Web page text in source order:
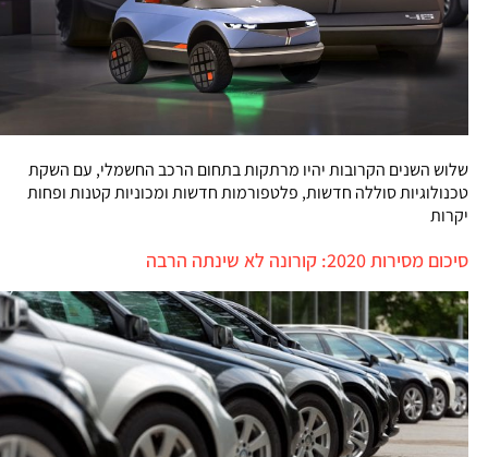
שלוש השנים הקרובות יהיו מרתקות בתחום הרכב החשמלי, עם השקת
טכנולוגיות סוללה חדשות, פלטפורמות חדשות ומכוניות קטנות ופחות
יקרות
סיכום מסירות 2020: קורונה לא שינתה הרבה